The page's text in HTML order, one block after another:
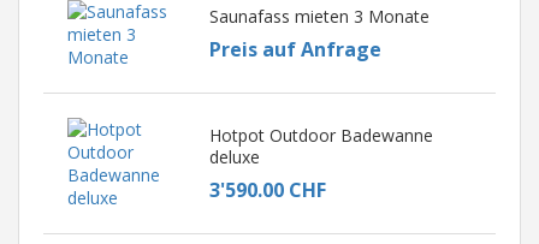
Saunafass mieten 3 Monate
Preis auf Anfrage
Hotpot Outdoor Badewanne
deluxe
3'590.00 CHF